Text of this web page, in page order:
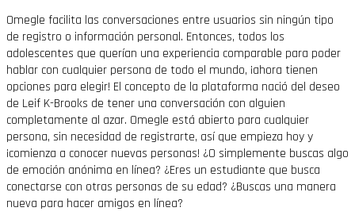
Omegle facilita las conversaciones entre usuarios sin ningún tipo
de registro o información personal. Entonces, todos los
adolescentes que querían una experiencia comparable para poder
hablar con cualquier persona de todo el mundo, ¡ahora tienen
opciones para elegir! El concepto de la plataforma nació del deseo
de Leif K-Brooks de tener una conversación con alguien
completamente al azar. Omegle está abierto para cualquier
persona, sin necesidad de registrarte, así que empieza hoy y
¡comienza a conocer nuevas personas! ¿O simplemente buscas algo
de emoción anónima en línea? ¿Eres un estudiante que busca
conectarse con otras personas de su edad? ¿Buscas una manera
nueva para hacer amigos en línea?